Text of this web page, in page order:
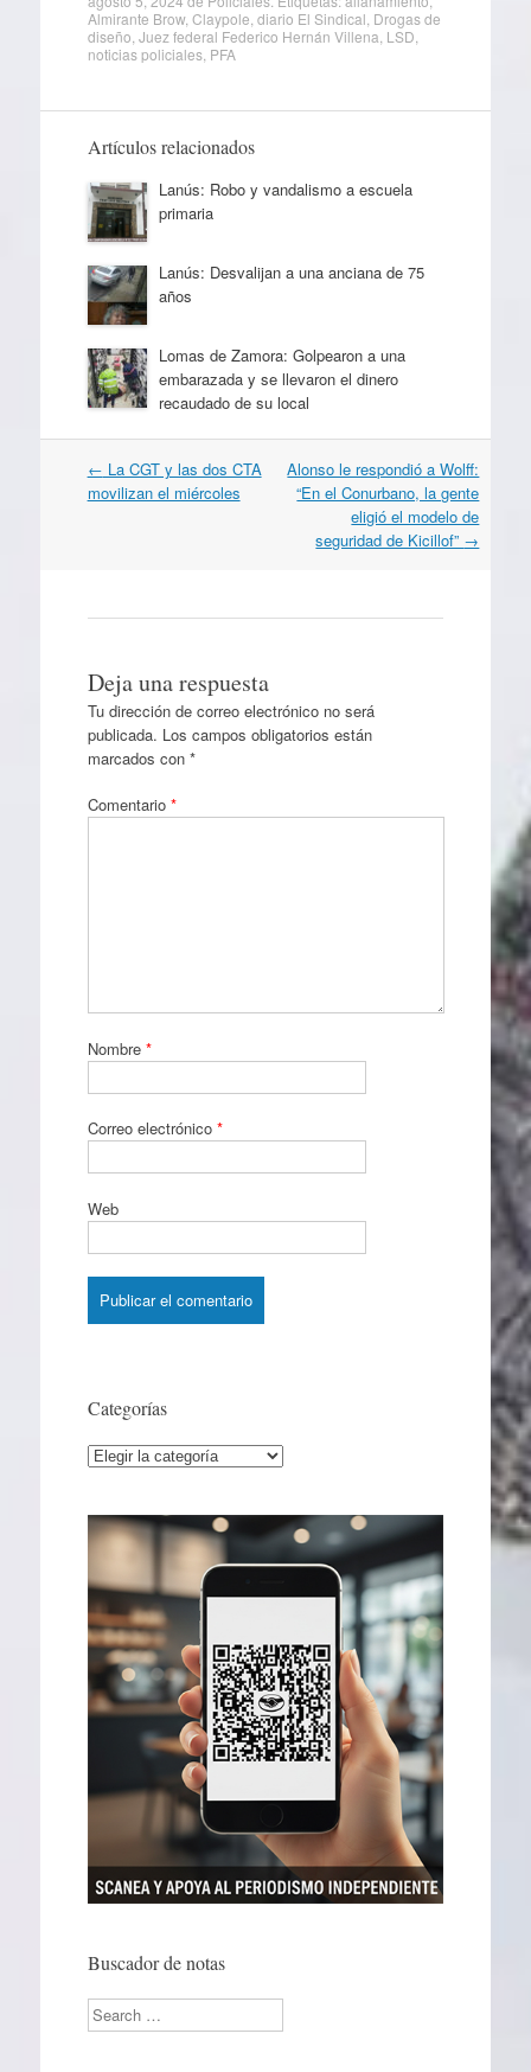
Almirante Brow, Claypole diario El Sindical Drogas de
diseño Juez federal Federico Hernán Villena LSD
noticias policiales, PFA
Artículos relacionados
Lanús: Robo y vandalismo a escuela
primaria
Lanús: Desvalijan a una anciana de 75
años
Lomas de Zamora: Golpearon a una
embarazada y se llevaron el dinero
recaudado de su local
Navegación
por
← La CGT y las dos CTA
movilizan el miércoles
Alonso le respondió a Wolff:
“En el Conurbano, la gente
eligió el modelo de
seguridad de Kicillof” →
Deja una respuesta
Tu dirección de correo electrónico no será
publicada. Los campos obligatorios están
marcados con *
Comentario *
Nombre *
Correo electrónico *
Web
Categorías
Categorías
Buscador de notas
Search